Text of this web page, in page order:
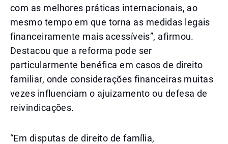
com as melhores práticas internacionais, ao
mesmo tempo em que torna as medidas legais
financeiramente mais acessíveis”, afirmou.
Destacou que a reforma pode ser
particularmente benéfica em casos de direito
familiar, onde considerações financeiras muitas
vezes influenciam o ajuizamento ou defesa de
reivindicações.
“Em disputas de direito de família,